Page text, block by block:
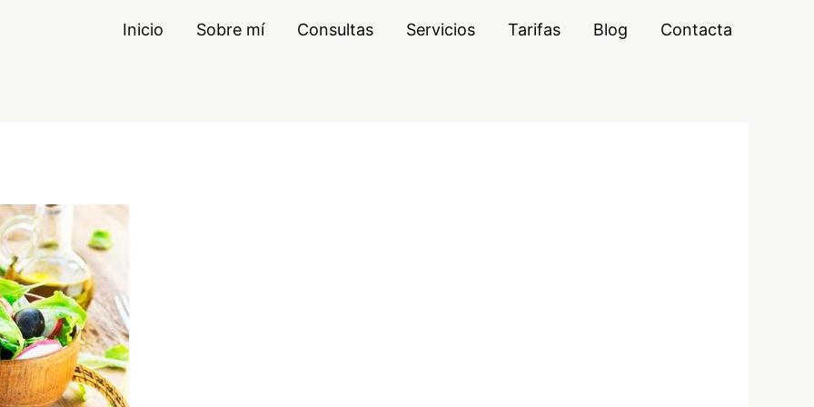
Inicio Sobre mí Consultas Servicios Tarifas Blog Contacta